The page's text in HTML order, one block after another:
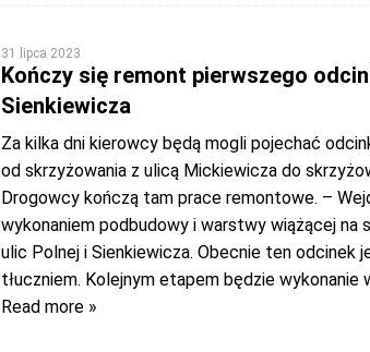
31 lipca 2023
Kończy się remont pierwszego
Sienkiewicza
Za kilka dni kierowcy będą mogli pojechać
od skrzyżowania z ulicą Mickiewicza do
Drogowcy kończą tam prace remontowe. –
wykonaniem podbudowy i warstwy wiążącej na
ulic Polnej i Sienkiewicza. Obecnie ten odcinek
tłuczniem. Kolejnym etapem będzie wykonanie
Read more »